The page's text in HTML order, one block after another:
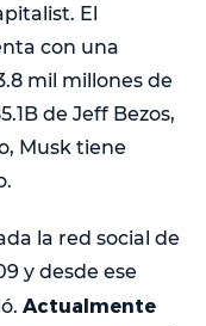
El
con una
mil millones de
de Jeff Bezos,
Musk tiene
la red social de
y desde ese
Actualmente